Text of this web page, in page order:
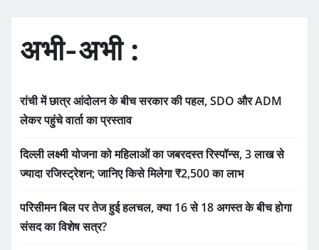
अभी-अभी :
रांची में छात्र आंदोलन के बीच सरकार की पहल, SDO और ADM
लेकर पहुंचे वार्ता का प्रस्ताव
दिल्ली लक्ष्मी योजना को महिलाओं का जबरदस्त रिस्पॉन्स, 3 लाख से
ज्यादा रजिस्ट्रेशन; जानिए किसे मिलेगा ₹2,500 का लाभ
परिसीमन बिल पर तेज हुई हलचल, क्या 16 से 18 अगस्त के बीच होगा
संसद का विशेष सत्र?